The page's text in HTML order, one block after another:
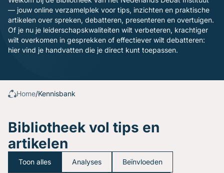
Gratis oefenavonden
Contact
— jouw online verzamelplek voor tips, inzichten en praktische
artikelen over spreken, debatteren, presenteren en overtuigen.
Of je nu je leiderschapskwaliteiten wilt verbeteren, krachtiger
wilt overkomen in gesprekken of effectiever wilt debatteren:
hier vind je handvatten die je direct kunt toepassen.
Home/Kennisbank
Bibliotheek vol tips en
artikelen
Toon alles Analyses Beïnvloeden